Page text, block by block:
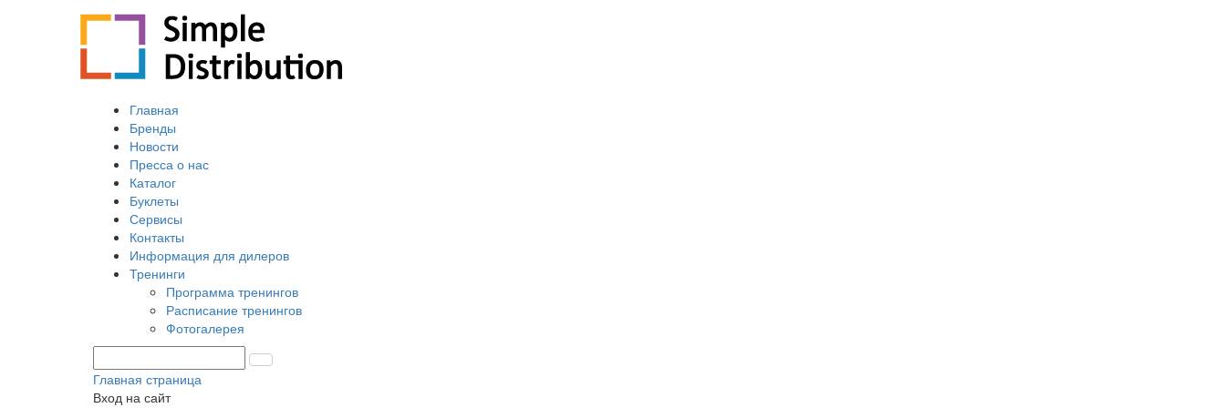
Главная
Бренды
Новости
Пресса о нас
Каталог
Буклеты
Сервисы
Контакты
Информация для дилеров
Тренинги
Программа тренингов
Расписание тренингов
Фотогалерея
Главная страница
Вход на сайт